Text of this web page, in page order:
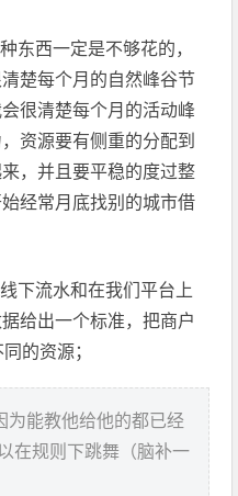
东西一定是不够花的，
楚每个月的自然峰谷节
很清楚每个月的活动峰
资源要有侧重的分配到
，并且要平稳的度过整
经常月底找别的城市借
下流水和在我们平台上
给出一个标准，把商户
的资源；
为能教他给他的都已经
在规则下跳舞（脑补一